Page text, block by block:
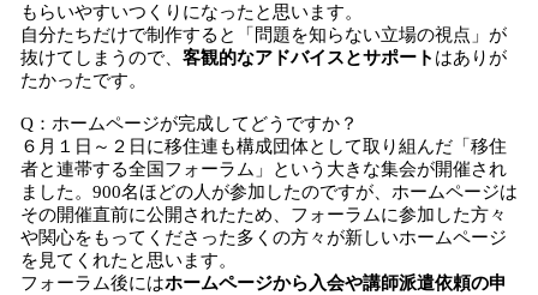
もらいやすいつくりになったと思います。
自分たちだけで制作すると「問題を知らない立場の視点」が
抜けてしまうので、 客観的なアドバイスとサポート はありが
たかったです。
Q：ホームページが完成してどうですか？
６月１日～２日に移住連も構成団体として取り組んだ「移住
者と連帯する全国フォーラム」という大きな集会が開催され
ました。900名ほどの人が参加したのですが、ホームページは
その開催直前に公開されたため、フォーラムに参加した方々
や関心をもってくださった多くの方々が新しいホームページ
を見てくれたと思います。
フォーラム後にはホームページから入会や講師派遣依頼の申